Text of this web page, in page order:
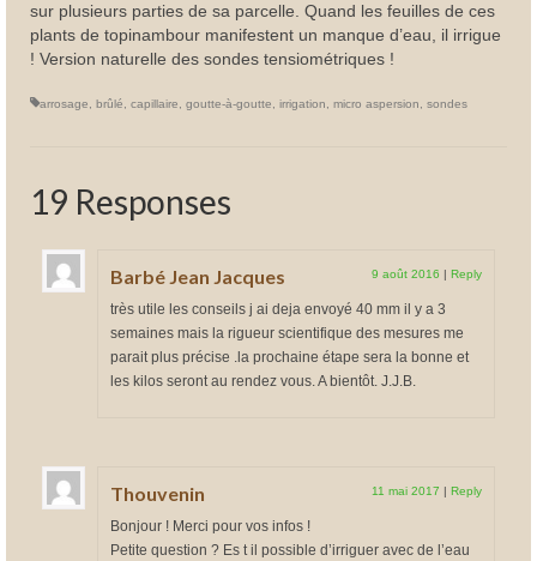
sur plusieurs parties de sa parcelle. Quand les feuilles de ces
plants de topinambour manifestent un manque d’eau, il irrigue
! Version naturelle des sondes tensiométriques !
arrosage, brûlé, capillaire, goutte-à-goutte, irrigation, micro aspersion, sondes
19 Responses
Barbé Jean Jacques 9 août 2016 Reply
très utile les conseils j ai deja envoyé 40 mm il y a 3
semaines mais la rigueur scientifique des mesures me
parait plus précise .la prochaine étape sera la bonne et
les kilos seront au rendez vous. A bientôt. J.J.B.
Thouvenin 11 mai 2017 Reply
Bonjour ! Merci pour vos infos !
Petite question ? Es t il possible d’irriguer avec de l’eau